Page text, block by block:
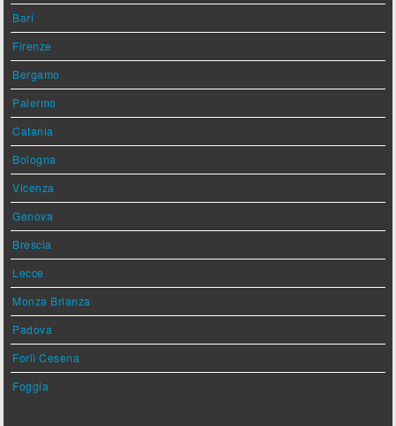
Bari
Firenze
Bergamo
Palermo
Catania
Bologna
Vicenza
Genova
Brescia
Lecce
Monza Brianza
Padova
Forlì Cesena
Foggia